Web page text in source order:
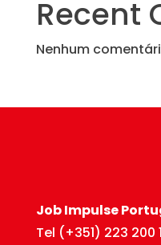
Recent
Nenhum
Job Impulse
Tel (+351) 223 200